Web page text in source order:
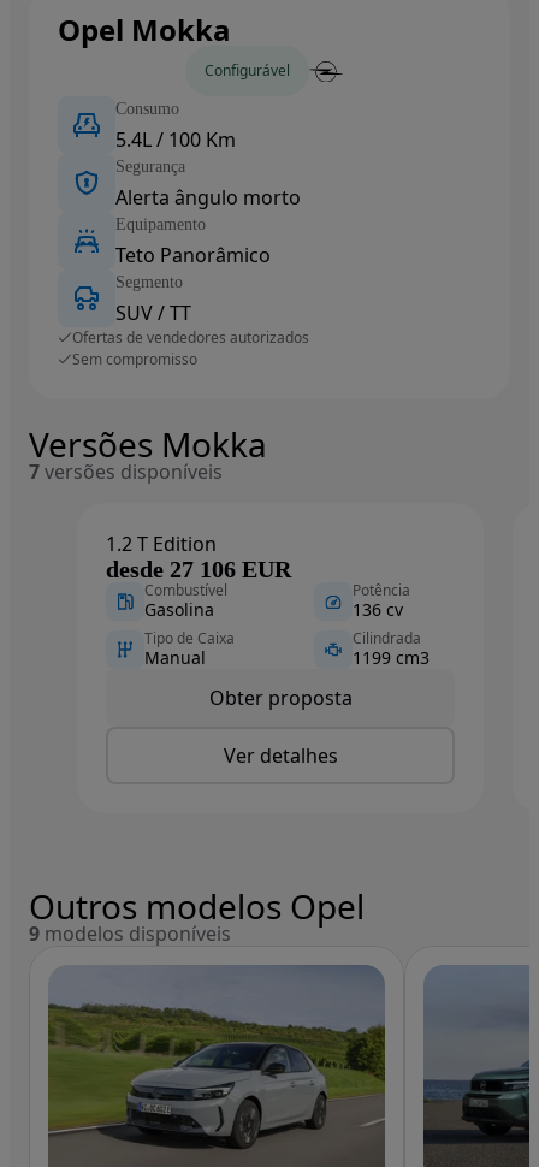
Opel Mokka
Configurável
Consumo
5.4L / 100 Km
Segurança
Alerta ângulo morto
Equipamento
Teto Panorâmico
Segmento
SUV / TT
Ofertas de vendedores autorizados
Sem compromisso
Versões Mokka
7versões disponíveis
1.2 T Edition
desde 27 106 EUR
Combustível
Gasolina
Potência
136 cv
Tipo de Caixa
Manual
Cilindrada
1199 cm3
Obter proposta
Ver detalhes
Outros modelos Opel
9 modelos disponíveis